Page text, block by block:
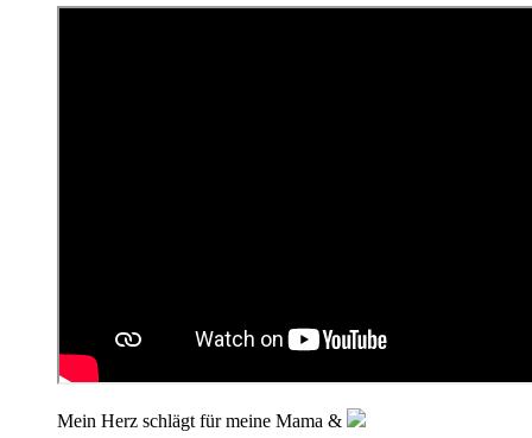
Mein Herz schlägt für meine Mama &